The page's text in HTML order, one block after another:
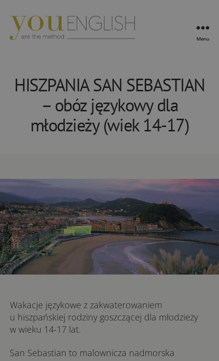
Menu
HISZPANIA SAN SEBASTIAN
– obóz językowy dla
młodzieży (wiek 14-17)
Wakacje językowe z zakwaterowaniem
u hiszpańskiej rodziny goszczącej dla młodzieży
w wieku 14-17 lat.
San Sebastian to malownicza nadmorska